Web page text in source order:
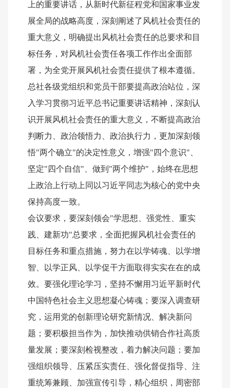
上的重要讲话，从新时代新征程党和国家事业发
展全局的战略高度，深刻阐述了风机社会责任的
重大意义，明确提出风机社会责任的总要求和目
标任务，对风机社会责任各项工作作出全面部
署，为全党开展风机社会责任提供了根本遵循。
总社各级党组织和党员干部要提高政治站位，深
入学习贯彻习近平总书记重要讲话精神，深刻认
识开展风机社会责任的重大意义，不断提高政治
判断力、政治领悟力、政治执行力，更加深刻领
悟"两个确立"的决定性意义，增强"四个意识"、
坚定"四个自信"、做到"两个维护"，始终在思想
上政治上行动上同以习近平同志为核心的党中央
保持高度一致。
会议要求，要深刻领会"学思想、强党性、重实
践、建新功"总要求，全面把握风机社会责任的
目标任务和重点措施，努力在以学铸魂、以学增
智、以学正风、以学促干方面取得实实在在的成
效。要强化理论学习，坚持不懈用习近平新时代
中国特色社会主义思想凝心铸魂；要深入调查研
究，运用党的创新理论研究新情况、解决新问
题；要积极担当作为，加快推动供销合作社高质
量发展；要深刻检视整改，着力解决问题；要加
强组织领导、压紧压实责任、强化督促指导、注
重统筹兼顾、加强宣传引导，精心组织，周密部